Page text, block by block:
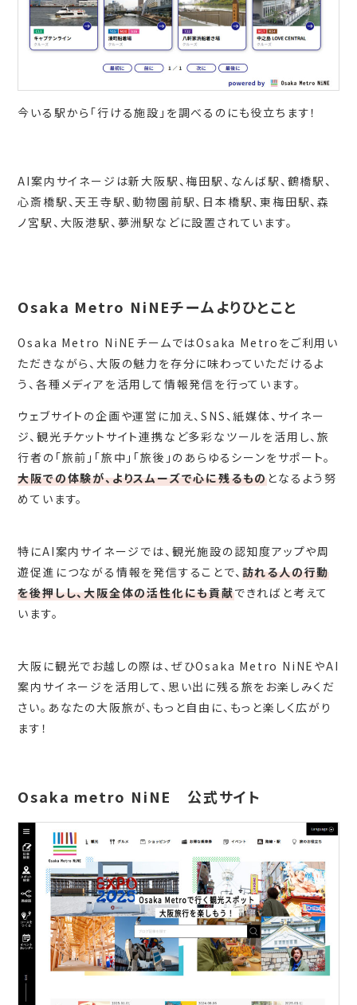
今いる駅から「行ける施設」を調べるのにも役立ちます！
AI案内サイネージは新大阪駅、梅田駅、なんば駅、鶴橋駅、
心斎橋駅、天王寺駅、動物園前駅、日本橋駅、東梅田駅、森
ノ宮駅、大阪港駅、夢洲駅などに設置されています。
Osaka Metro NiNEチームよりひとこと
Osaka Metro NiNEチームではOsaka Metroをご利用い
ただきながら、大阪の魅力を存分に味わっていただけるよ
う、各種メディアを活用して情報発信を行っています。
ウェブサイトの企画や運営に加え、SNS、紙媒体、サイネー
ジ、観光チケットサイト連携など多彩なツールを活用し、旅
行者の「旅前」「旅中」「旅後」のあらゆるシーンをサポート。
大阪での体験が、よりスムーズで心に残るものとなるよう努
めています。
特にAI案内サイネージでは、観光施設の認知度アップや周
遊促進につながる情報を発信することで、 訪れる人の行動
を後押しし、大阪全体の活性化にも貢献できればと考えて
います。
大阪に観光でお越しの際は、ぜひOsaka Metro NiNEやAI
案内サイネージを活用して、思い出に残る旅をお楽しみくだ
さい。あなたの大阪旅が、もっと自由に、もっと楽しく広がり
ます！
Osaka metro NiNE 公式サイト